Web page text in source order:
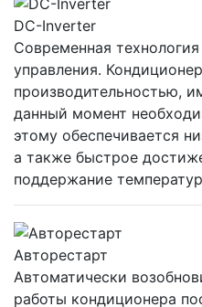
DC-Inverter
Современная
управления.
производительностью,
данный момент
этому обеспечивается
а также быстрое
поддержание
Авторестарт
Автоматически
работы кондиционера